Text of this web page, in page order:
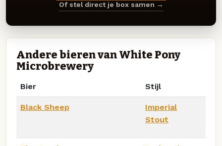
Of stel direct je box samen →
Andere bieren van White Pony
Microbrewery
Bier Stijl
Black Sheep
Imperial
Stout